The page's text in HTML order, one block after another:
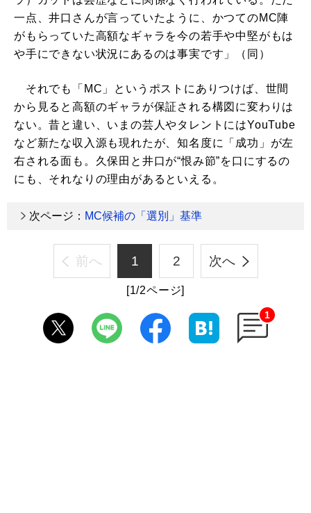
一点、井口さんが言っていたように、かつてのMC陣
がもらっていた高額なギャラを今の若手や中堅がもは
や手にできない状況にあるのは事実です」（同）
それでも「MC」というポストにありつけば、世間
から見ると高額のギャラが保証される構図に変わりは
ない。昔と違い、いまの芸人やタレントにはYouTube
など新たな収入源も現れたが、知名度に「成功」が左
右される面も。久保田と井口が“恨み節”を口にするの
にも、それなりの理由があるといえる。
次ページ： MC候補の「選別」基準
前へ 1 2 次へ
[1/2ページ]
1